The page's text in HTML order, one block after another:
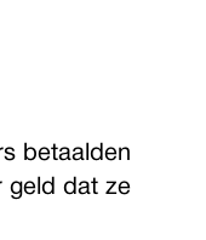
betaalden
geld dat ze